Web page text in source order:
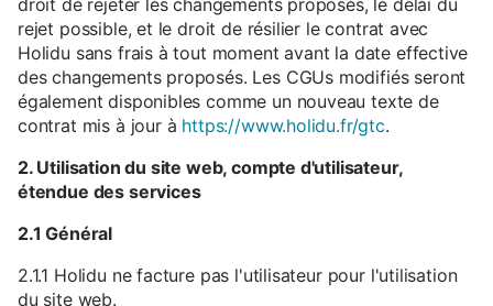
droit de rejeter les changements proposés, le délai du
rejet possible, et le droit de résilier le contrat avec
Holidu sans frais à tout moment avant la date effective
des changements proposés. Les CGUs modifiés seront
également disponibles comme un nouveau texte de
contrat mis à jour à https://www.holidu.fr/gtc.
2. Utilisation du site web, compte d'utilisateur,
étendue des services
2.1 Général
2.1.1 Holidu ne facture pas l'utilisateur pour l'utilisation
du site web.